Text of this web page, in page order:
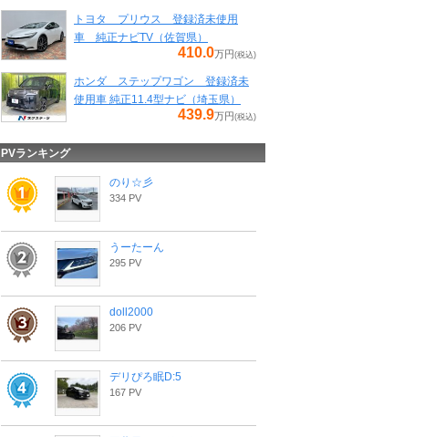
トヨタ プリウス 登録済未使用
車 純正ナビTV（佐賀県）
410.0万円 (税込)
ホンダ ステップワゴン 登録済未
使用車 純正11.4型ナビ（埼玉県）
439.9万円 (税込)
PVランキング
のり☆彡
334 PV
うーたーん
295 PV
doll2000
206 PV
デリぴろ眠D:5
167 PV